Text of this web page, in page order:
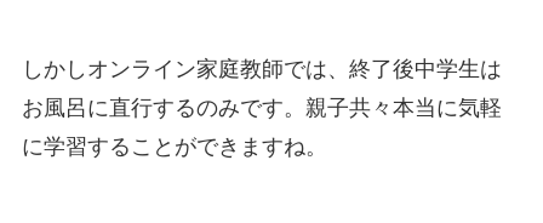
しかしオンライン家庭教師では、終了後中学生は
お風呂に直行するのみです。親子共々本当に気軽
に学習することができますね。